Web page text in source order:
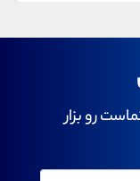
رو بزار